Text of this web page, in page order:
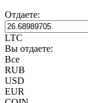
Отдаете:
LTC
Вы отдаете:
Все
RUB
USD
EUR